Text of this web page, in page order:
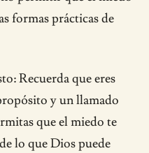
formas prácticas de
Recuerda que eres
y un llamado
que el miedo te
lo que Dios puede